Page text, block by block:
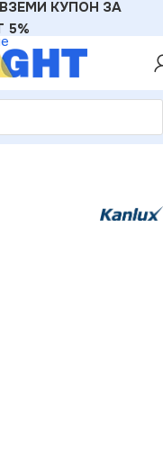
КУПОН ЗА
5%
B 12V 4.8W 4000K IP65